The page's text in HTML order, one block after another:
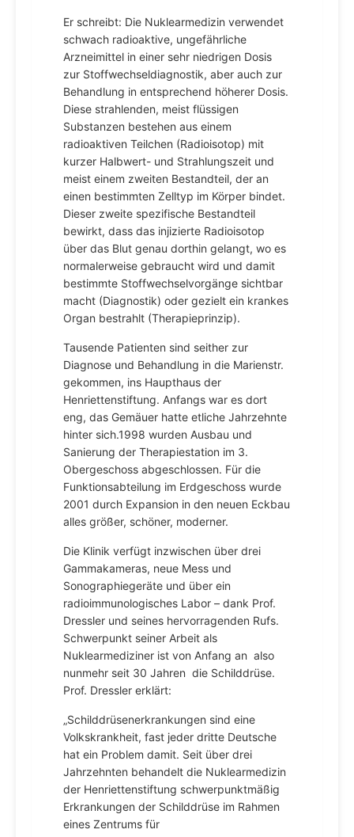
Er schreibt: Die Nuklearmedizin verwendet
schwach radioaktive, ungefährliche
Arzneimittel in einer sehr niedrigen Dosis
zur Stoffwechseldiagnostik, aber auch zur
Behandlung in entsprechend höherer Dosis.
Diese strahlenden, meist flüssigen
Substanzen bestehen aus einem
radioaktiven Teilchen (Radioisotop) mit
kurzer Halbwert- und Strahlungszeit und
meist einem zweiten Bestandteil, der an
einen bestimmten Zelltyp im Körper bindet.
Dieser zweite spezifische Bestandteil
bewirkt, dass das injizierte Radioisotop
über das Blut genau dorthin gelangt, wo es
normalerweise gebraucht wird und damit
bestimmte Stoffwechselvorgänge sichtbar
macht (Diagnostik) oder gezielt ein krankes
Organ bestrahlt (Therapieprinzip).
Tausende Patienten sind seither zur
Diagnose und Behandlung in die Marienstr.
gekommen, ins Haupthaus der
Henriettenstiftung. Anfangs war es dort
eng, das Gemäuer hatte etliche Jahrzehnte
hinter sich.1998 wurden Ausbau und
Sanierung der Therapiestation im 3.
Obergeschoss abgeschlossen. Für die
Funktionsabteilung im Erdgeschoss wurde
2001 durch Expansion in den neuen Eckbau
alles größer, schöner, moderner.
Die Klinik verfügt inzwischen über drei
Gammakameras, neue Mess­ und
Sonographiegeräte und über ein
radioimmunologisches Labor – dank Prof.
Dressler und seines hervorragenden Rufs.
Schwerpunkt seiner Arbeit als
Nuklearmediziner ist von Anfang an ­ also
nunmehr seit 30 Jahren ­ die Schilddrüse.
Prof. Dressler erklärt:
„Schilddrüsenerkrankungen sind eine
Volkskrankheit, fast jeder dritte Deutsche
hat ein Problem damit. Seit über drei
Jahrzehnten behandelt die Nuklearmedizin
der Henriettenstiftung schwerpunktmäßig
Erkrankungen der Schilddrüse im Rahmen
eines Zentrums für